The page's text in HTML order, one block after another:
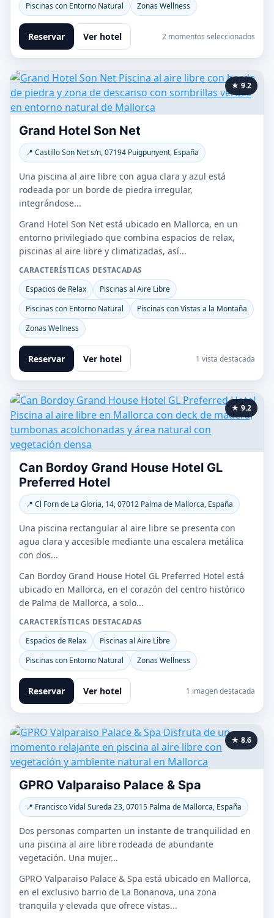
Piscinas con Entorno Natural
Zonas Wellness
Reservar Ver hotel 2 momentos seleccionados
★ 9.2
Grand Hotel Son Net
📍 Castillo Son Net s/n, 07194 Puigpunyent, España
Una piscina al aire libre con agua clara y azul está
rodeada por un borde de piedra irregular,
integrándose...
Grand Hotel Son Net está ubicado en Mallorca, en un
entorno privilegiado que combina espacios de relax,
piscinas al aire libre y climatizadas, así...
CARACTERÍSTICAS DESTACADAS
Espacios de Relax
Piscinas al Aire Libre
Piscinas con Entorno Natural
Piscinas con Vistas a la Montaña
Zonas Wellness
Reservar Ver hotel 1 vista destacada
★ 9.2
Can Bordoy Grand House Hotel GL
Preferred Hotel
📍 Cl Forn de La Gloria, 14, 07012 Palma de Mallorca, España
Una piscina rectangular al aire libre se presenta con
agua clara y accesible mediante una escalera metálica
con dos...
Can Bordoy Grand House Hotel GL Preferred Hotel está
ubicado en Mallorca, en el corazón del centro histórico
de Palma de Mallorca, a solo...
CARACTERÍSTICAS DESTACADAS
Espacios de Relax
Piscinas al Aire Libre
Piscinas con Entorno Natural
Zonas Wellness
Reservar Ver hotel 1 imagen destacada
★ 8.6
GPRO Valparaiso Palace & Spa
📍 Francisco Vidal Sureda 23, 07015 Palma de Mallorca, España
Dos personas comparten un instante de tranquilidad en
una piscina al aire libre rodeada de abundante
vegetación. Una mujer...
GPRO Valparaiso Palace & Spa está ubicado en Mallorca,
en el exclusivo barrio de La Bonanova, una zona
tranquila y elevada que ofrece vistas...